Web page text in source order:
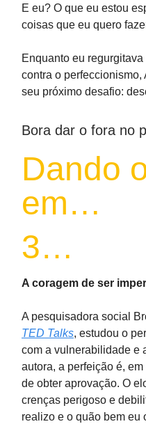
E eu? O que eu estou
coisas que eu quero
Enquanto eu
contra o
seu próximo desafio:
Bora dar o fora no
Dando
em…
3…
A coragem de ser
A pesquisadora social
TED Talks, estudou o
com a vulnerabilidade e
autora, a perfeição é,
de obter aprovação. O
crenças perigoso e
realizo e o quão bem eu